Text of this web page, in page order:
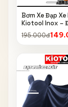
Bơm Xe Đạp Xe
Kiotool Inox –
Thông Minh,
Bóng, Đồng Hồ
195.000đ